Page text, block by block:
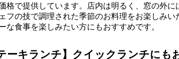
格で提供しています。店内は明るく、窓の外
フの技で調理された季節のお料理をお楽しみ
な食事を楽しみたい方にもおすすめです。
ーキランチ】クイックランチにも